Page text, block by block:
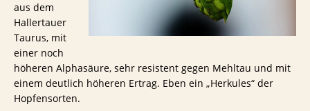
aus dem
Hallertauer
Taurus, mit
einer noch
höheren Alphasäure, sehr resistent gegen Mehltau und mit
einem deutlich höheren Ertrag. Eben ein „Herkules“ der
Hopfensorten.